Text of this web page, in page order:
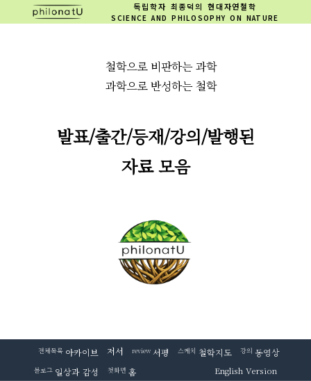
독립학자 최종덕의 현대자연철학
SCIENCE AND PHILOSOPHY ON NATURE
철학으로 비판하는 과학
과학으로 반성하는 철학
발표/출간/등재/강의/발행된
자료 모음
전체목록 아카이브 저서 review 서평 스케치 철학지도 강의 동영상
블로그 일상과 감성 첫화면 홈 English Version